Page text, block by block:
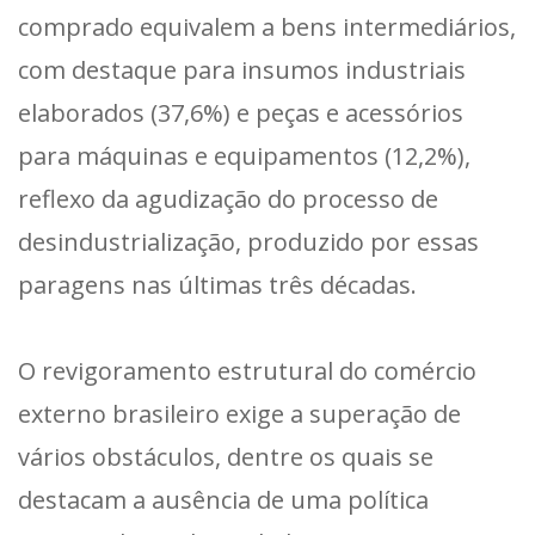
comprado equivalem a bens intermediários,
com destaque para insumos industriais
elaborados (37,6%) e peças e acessórios
para máquinas e equipamentos (12,2%),
reflexo da agudização do processo de
desindustrialização, produzido por essas
paragens nas últimas três décadas.
O revigoramento estrutural do comércio
externo brasileiro exige a superação de
vários obstáculos, dentre os quais se
destacam a ausência de uma política